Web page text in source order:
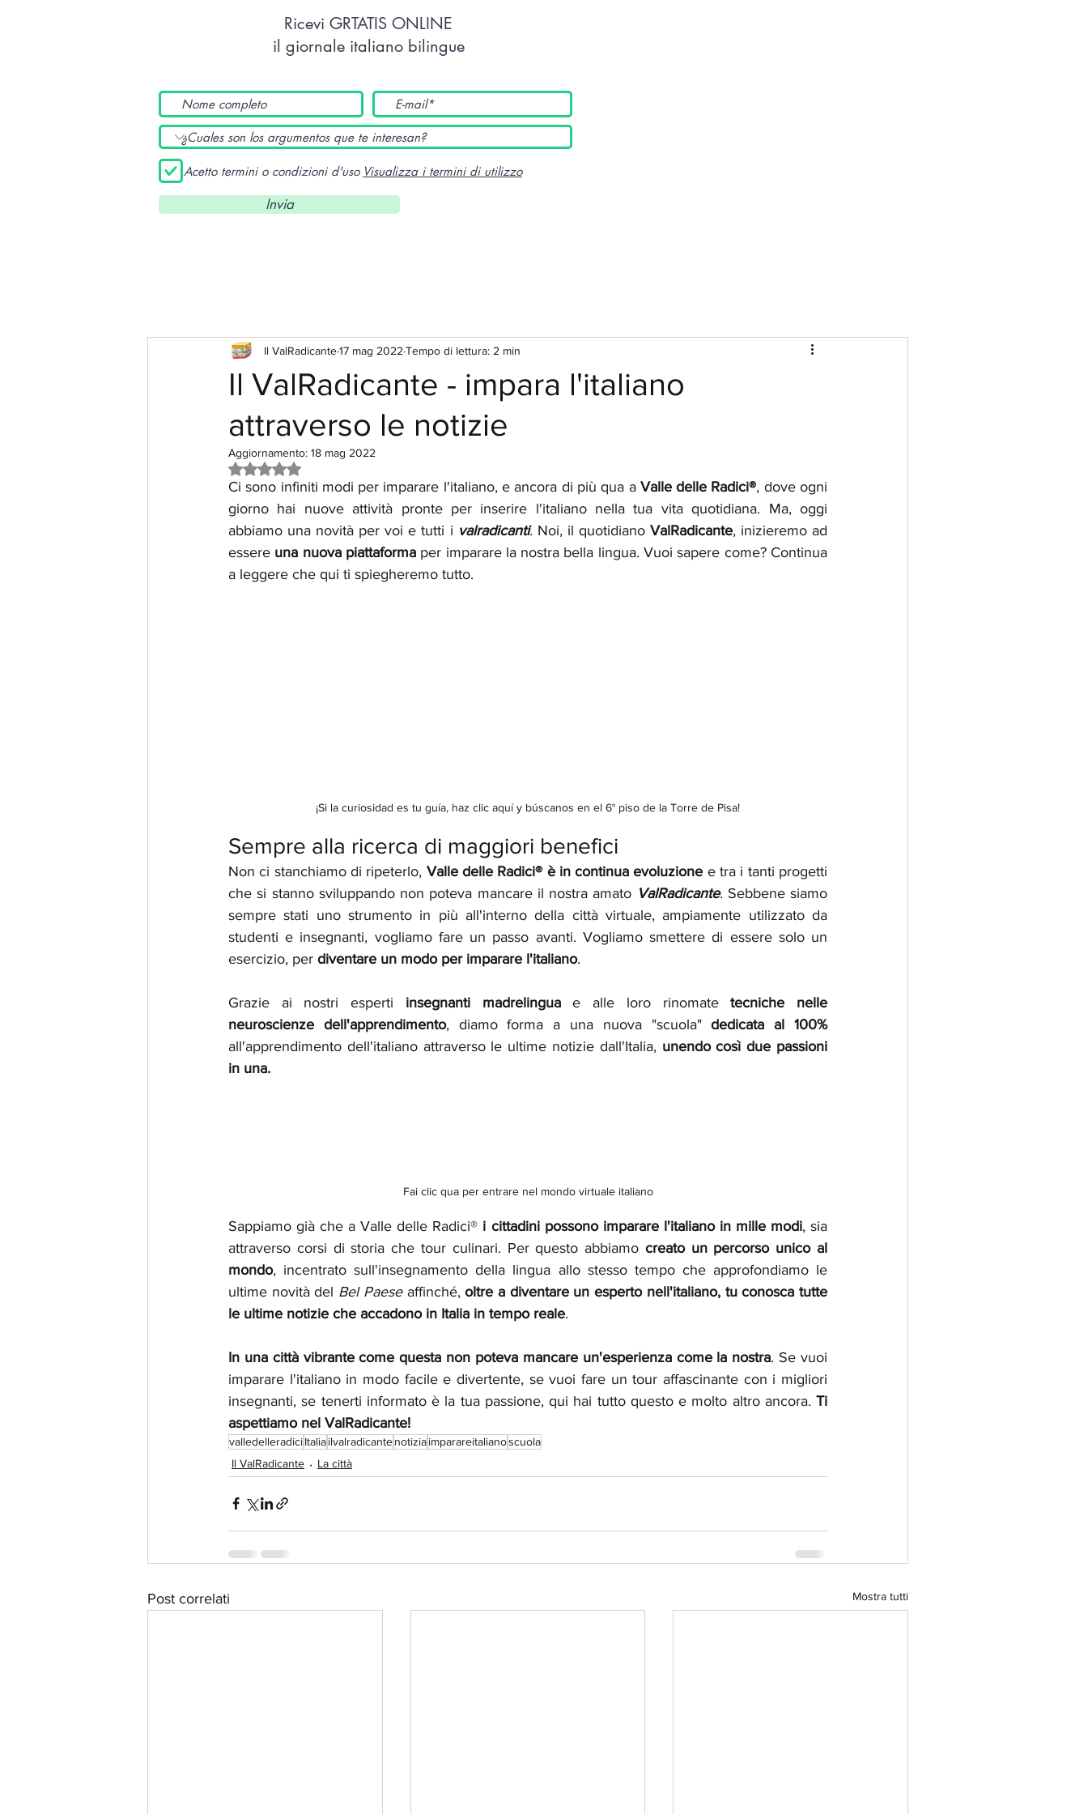
Ricevi GRTATIS ONLINE
il giornale italiano bilingue
Acetto termini o condizioni d'uso Visualizza i termini di utilizzo
Invia
Il ValRadicante - impara l'italiano
attraverso le notizie
Il ValRadicante17 mag 2022 Tempo di lettura: 2 min
Aggiornamento: 18 mag 2022
Valutazione NaN stelle su 5.
Ci sono infiniti modi per imparare l'italiano, e ancora di più qua a Valle delle Radici®, dove ogni
giorno hai nuove attività pronte per inserire l'italiano nella tua vita quotidiana. Ma, oggi
abbiamo una novità per voi e tutti i valradicanti. Noi, il quotidiano ValRadicante, inizieremo ad
essere una nuova piattaforma per imparare la nostra bella lingua. Vuoi sapere come? Continua
a leggere che qui ti spiegheremo tutto.
¡Si la curiosidad es tu guía, haz clic aquí y búscanos en el 6° piso de la Torre de Pisa!
Sempre alla ricerca di maggiori benefici
Non ci stanchiamo di ripeterlo, Valle delle Radici® è in continua evoluzione e tra i tanti progetti
che si stanno sviluppando non poteva mancare il nostra amato ValRadicante. Sebbene siamo
sempre stati uno strumento in più all'interno della città virtuale, ampiamente utilizzato da
studenti e insegnanti, vogliamo fare un passo avanti. Vogliamo smettere di essere solo un
esercizio, per diventare un modo per imparare l'italiano.
Grazie ai nostri esperti insegnanti madrelingua e alle loro rinomate tecniche nelle
neuroscienze dell'apprendimento, diamo forma a una nuova "scuola"
dedicata al 100%
all'apprendimento dell'italiano attraverso le ultime notizie dall'Italia, unendo così due passioni
in una.
Fai clic qua per entrare nel mondo virtuale italiano
Sappiamo già che a Valle delle Radici® i cittadini possono imparare l'italiano in mille modi, sia
attraverso corsi di storia che tour culinari. Per questo abbiamo creato un percorso unico al
mondo, incentrato sull'insegnamento della lingua allo stesso tempo che approfondiamo le
ultime novità del Bel Paese affinché, oltre a diventare un esperto nell'italiano, tu conosca tutte
le ultime notizie che accadono in Italia in tempo reale.
In una città vibrante come questa non poteva mancare un'esperienza come la nostra. Se vuoi
imparare l'italiano in modo facile e divertente, se vuoi fare un tour affascinante con i migliori
insegnanti, se tenerti informato è la tua passione, qui hai tutto questo e molto altro ancora. Ti
aspettiamo nel ValRadicante!
valledelleradiciItaliailvalradicantenotiziaimparareitalianoscuola
Il ValRadicante
La città
Post correlati Mostra tutti